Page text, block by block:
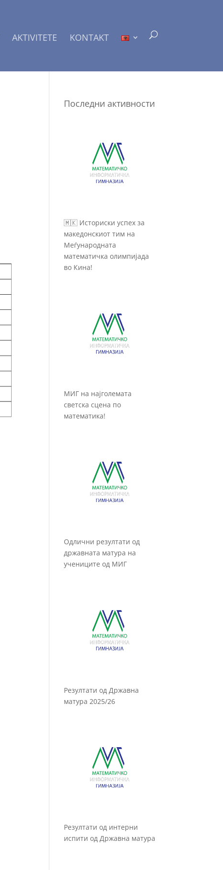
AKTIVITETE KONTAKT
Последни активности
🇲🇰 Историски успех за
македонскиот тим на
Меѓународната
математичка олимпијада
во Кина!
МИГ на најголемата
светска сцена по
математика!
Одлични резултати од
државната матура на
учениците од МИГ
Резултати од Државна
матура 2025/26
Резултати од интерни
испити од Државна матура